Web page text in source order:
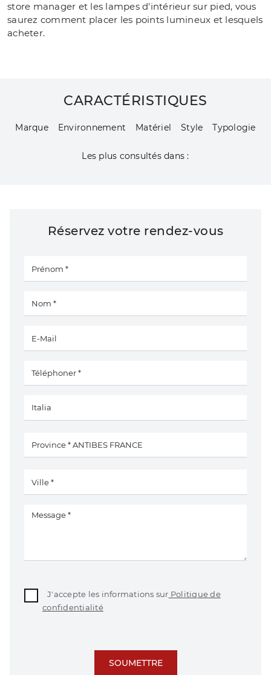
store manager et les lampes d'intérieur sur pied, vous
saurez comment placer les points lumineux et lesquels
acheter.
CARACTÉRISTIQUES
Marque Environnement Matériel Style Typologie
Les plus consultés dans :
Réservez votre rendez-vous
J'accepte les informations sur Politique de
confidentialité
SOUMETTRE